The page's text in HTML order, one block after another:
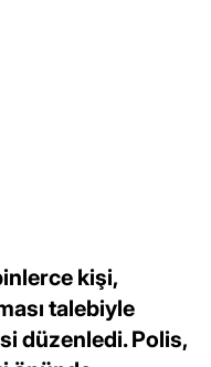
kişi,
talebiyle
düzenledi. Polis,